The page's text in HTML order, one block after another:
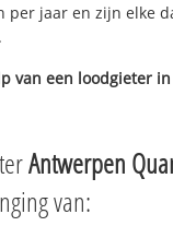
per jaar en zijn elke
van een loodgieter in
Antwerpen
van: